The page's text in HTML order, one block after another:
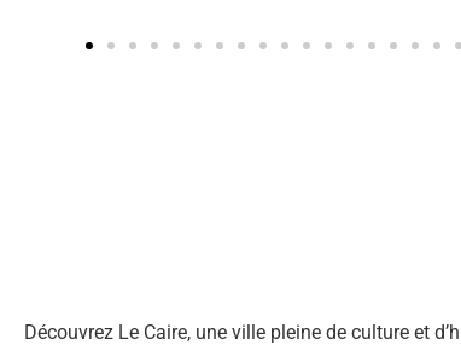
Découvrez Le Caire, une ville pleine de culture et